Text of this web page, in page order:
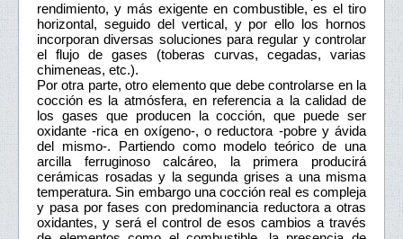
rendimiento, y más exigente en combustible, es el tiro
horizontal, seguido del vertical, y por ello los hornos
incorporan diversas soluciones para regular y controlar
el flujo de gases (toberas curvas, cegadas, varias
chimeneas, etc.).
Por otra parte, otro elemento que debe controlarse en la
cocción es la atmósfera, en referencia a la calidad de
los gases que producen la cocción, que puede ser
oxidante -rica en oxígeno-, o reductora -pobre y ávida
del mismo-. Partiendo como modelo teórico de una
arcilla ferruginoso calcáreo, la primera producirá
cerámicas rosadas y la segunda grises a una misma
temperatura. Sin embargo una cocción real es compleja
y pasa por fases con predominancia reductora a otras
oxidantes, y será el control de esos cambios a través